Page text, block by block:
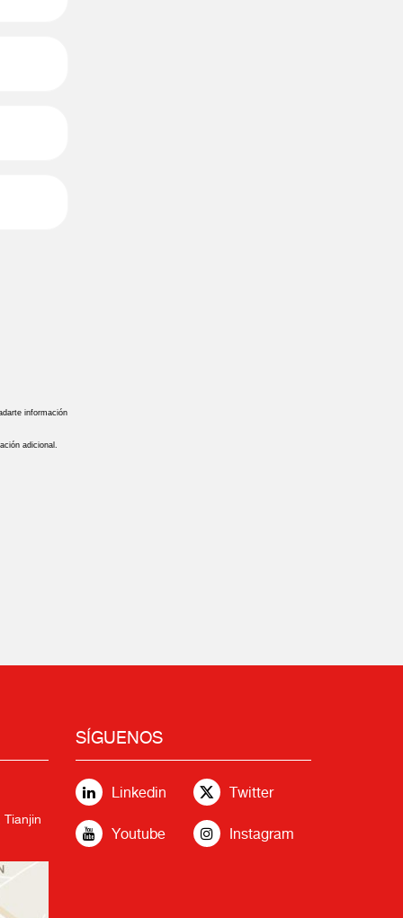
información
adicional.
Tianjin
SÍGUENOS
Linkedin Twitter
Youtube Instagram